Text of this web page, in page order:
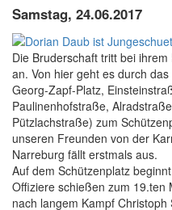
Samstag, 24.06.2017
Die Bruderschaft tritt bei
an. Von hier geht es durch
Georg-Zapf-Platz,
Paulinenhofstraße,
Pützlachstraße) zum
unseren Freunden von der
Narreburg fällt erstmals aus.
Auf dem Schützenplatz
Offiziere schießen zum 19.ten
nach langem Kampf Christoph